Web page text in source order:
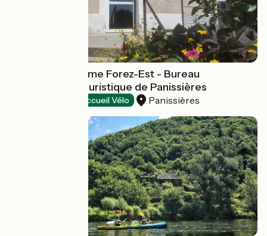
Office de tourisme Forez-Est - Bureau
d'information touristique de Panissières
Accueil Vélo Panissières